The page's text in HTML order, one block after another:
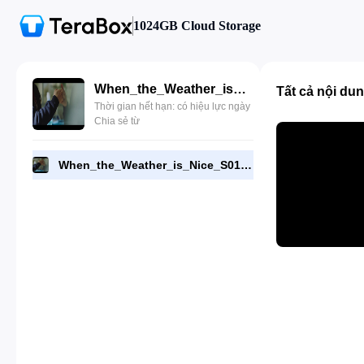
1024GB Cloud Storage
When_the_Weather_is_Nice_S01E03_Episode_3_720p_DSNP_WEB_DL_Multi.mkv
Thời gian hết hạn: có hiệu lực ngày
Chia sẻ từ
When_the_Weather_is_Nice_S01E03_Episode_3_720p_DSNP_WEB_DL_Multi.mkv
Tất cả nội